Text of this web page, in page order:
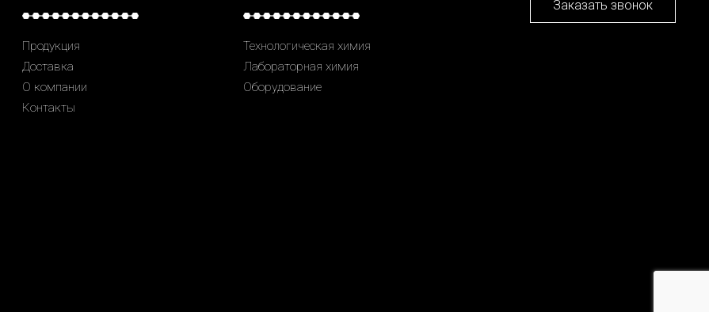
Продукция
Доставка
О компании
Контакты
Технологическая химия
Лабораторная химия
Оборудование
Заказать звонок